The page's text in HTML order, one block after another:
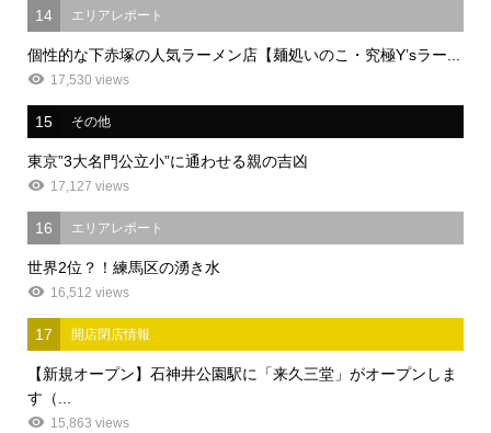
14 エリアレポート
個性的な下赤塚の人気ラーメン店【麺処いのこ・究極Y’sラー...
17,530 views
15 その他
東京”3大名門公立小”に通わせる親の吉凶
17,127 views
16 エリアレポート
世界2位？！練馬区の湧き水
16,512 views
17 開店閉店情報
【新規オープン】石神井公園駅に「来久三堂」がオープンしま
す（...
15,863 views